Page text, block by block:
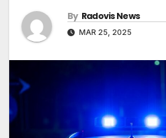
By Radovis News
MAR 25, 2025